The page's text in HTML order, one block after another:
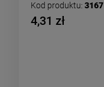
Kod produktu: 3167
4,31 zł